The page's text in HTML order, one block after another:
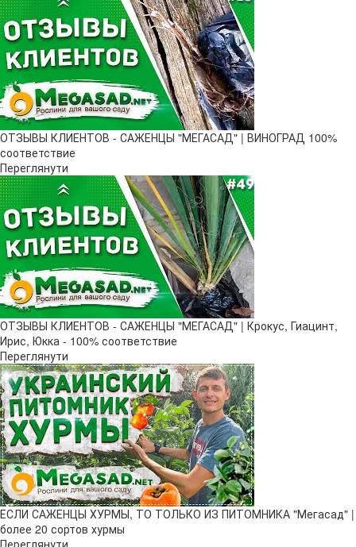
ОТЗЫВЫ КЛИЕНТОВ - САЖЕНЦЫ "МЕГАСАД" | ВИНОГРАД 100%
соответствие
Переглянути
ОТЗЫВЫ КЛИЕНТОВ - САЖЕНЦЫ "МЕГАСАД" | Крокус, Гиацинт,
Ирис, Юкка - 100% соответствие
Переглянути
ЕСЛИ САЖЕНЦЫ ХУРМЫ, ТО ТОЛЬКО ИЗ ПИТОМНИКА "Мегасад" |
более 20 сортов хурмы